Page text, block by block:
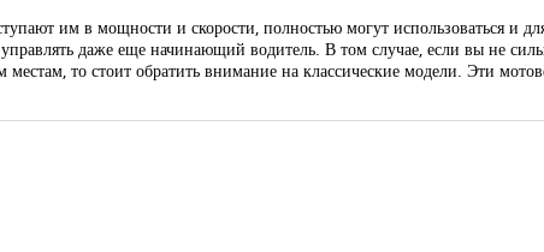
им в мощности и скорости, полностью могут использоваться и
даже еще начинающий водитель. В том случае, если вы не
то стоит обратить внимание на классические модели. Эти